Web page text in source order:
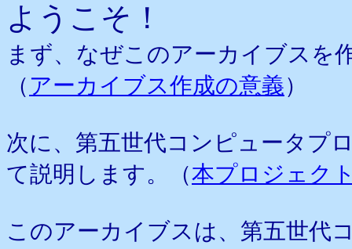
ようこそ！
まず、なぜこのアーカイブスを
（ アーカイブス作成の意義）
次に、第五世代コンピュータプ
て説明します。（本プロジェク
このアーカイブスは、第五世代